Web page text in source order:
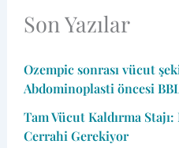
Son Yazılar
Ozempic sonrası vücut
Abdominoplasti öncesi
Tam Vücut Kaldırma
Cerrahi Gerekiyor